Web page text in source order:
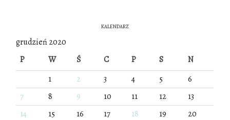
KALENDARZ
grudzień 2020
P
W Ś C P S
N
1
2 3 4 5
6
7
8 9 10 11 12
13
14
15 16 17 18 19
20